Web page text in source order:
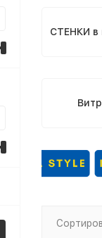
СТЕНКИ в